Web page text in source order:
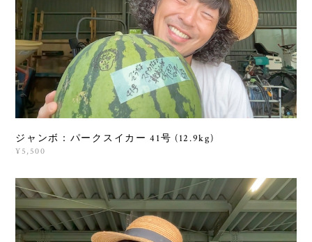
ジャンボ：パークスイカー 41号 (12.9kg)
¥5,500